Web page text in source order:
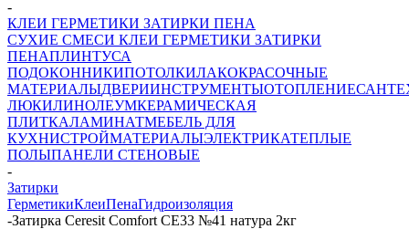
-
КЛЕИ ГЕРМЕТИКИ ЗАТИРКИ ПЕНА
СУХИЕ СМЕСИ КЛЕИ ГЕРМЕТИКИ ЗАТИРКИ
ПЕНАПЛИНТУСА
ПОДОКОННИКИПОТОЛКИЛАКОКРАСОЧНЫЕ
МАТЕРИАЛЫДВЕРИИНСТРУМЕНТЫОТОПЛЕНИЕ
ЛЮКИЛИНОЛЕУМКЕРАМИЧЕСКАЯ
ПЛИТКАЛАМИНАТМЕБЕЛЬ ДЛЯ
КУХНИСТРОЙМАТЕРИАЛЫЭЛЕКТРИКАТЕПЛЫЕ
ПОЛЫПАНЕЛИ СТЕНОВЫЕ
-
Затирки
ГерметикиКлеиПенаГидроизоляция
-Затирка Ceresit Comfort CE33 №41 натура 2кг